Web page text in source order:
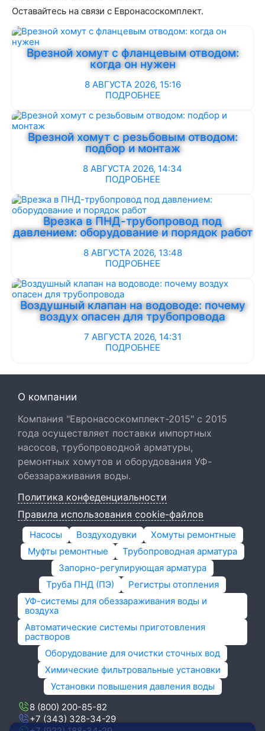
Оставайтесь на связи с Евронасоскомплект.
Врезной хомут с фланцевым отводом:
когда он нужен
8 АВГУСТА 2026, 15:16
ПОДРОБНЕЕ
Врезной хомут с резьбовым отводом:
подбор и монтаж
8 АВГУСТА 2026, 14:34
ПОДРОБНЕЕ
Врезка в ПНД-трубопровод под
давлением: оборудование и порядок работ
8 АВГУСТА 2026, 13:48
ПОДРОБНЕЕ
Воздушный клапан на водоводе: почему
воздух опасен для трубопровода
7 АВГУСТА 2026, 14:31
ПОДРОБНЕЕ
О компании
Компания "Евронасоскомплект-2015" с 2015
года осуществляет поставки импортных
насосов, трубопроводной арматуры,
ремонтных хомутов и оборудования УФ-
обеззараживания воды.
Политика конфеденциальности
Правила использования cookie-файлов
Насосы Воздуходувки
Хомуты ремонтные
Муфты ремонтные
Трубопроводная арматура
Запорно-регулирующая арматура
Труба ПНД (ПЭ)
Регистры отопления
УФ-системы для обеззараживания воды и
воздуха
Автоматические системы приготовления
растворов
Оборудование для очистки сточных вод
Химические фильтровальные установки
Установки повышения давления воды
8 (800) 200-85-82
+7 (343) 328-34-29